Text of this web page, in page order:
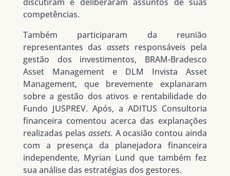
competências.
Também participaram da reunião
representantes das assets responsáveis pela
gestão dos investimentos, BRAM-Bradesco
Asset Management e DLM Invista Asset
Management, que brevemente explanaram
sobre a gestão dos ativos e rentabilidade do
Fundo JUSPREV. Após, a ADITUS Consultoria
financeira comentou acerca das explanações
realizadas pelas assets. A ocasião contou ainda
com a presença da planejadora financeira
independente, Myrian Lund que também fez
sua análise das estratégias dos gestores.